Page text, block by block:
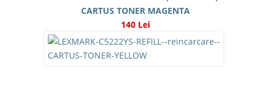
CARTUS TONER MAGENTA
140 Lei